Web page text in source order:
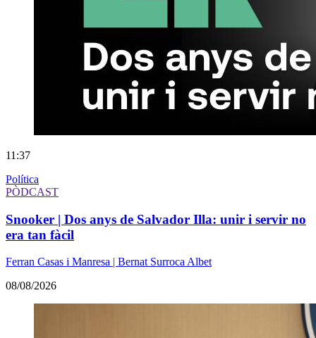
11:37
Política
PÒDCAST
Snooker | Dos anys de Salvador Illa: unir i servir no
era tan fàcil
Ferran Casas i Manresa | Bernat Surroca Albet
08/08/2026